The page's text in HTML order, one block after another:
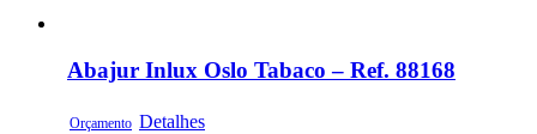
Abajur Inlux Oslo Tabaco – Ref. 88168
Orçamento Detalhes